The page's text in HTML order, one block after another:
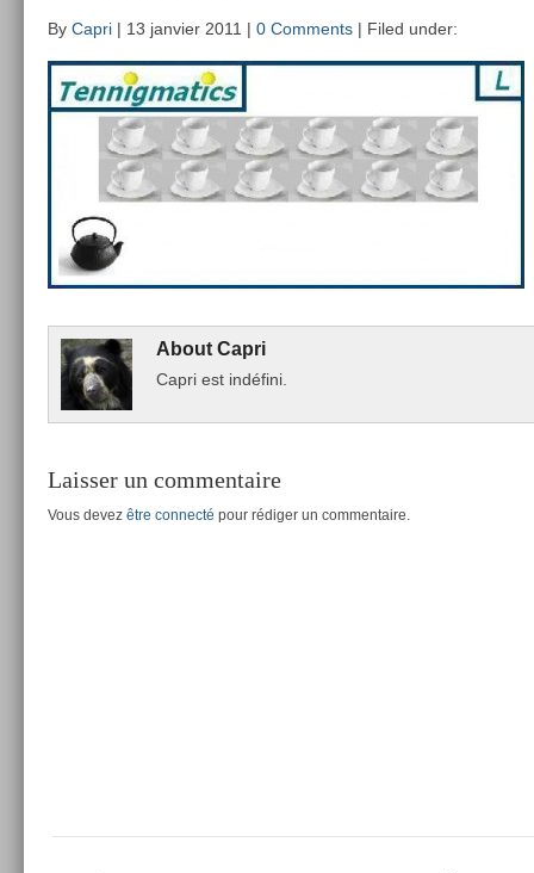
By Capri | 13 janvier 2011 | 0 Comments | Filed under:
About Capri
Capri est indéfini.
Laisser un commentaire
Vous devez être connecté pour rédiger un commentaire.